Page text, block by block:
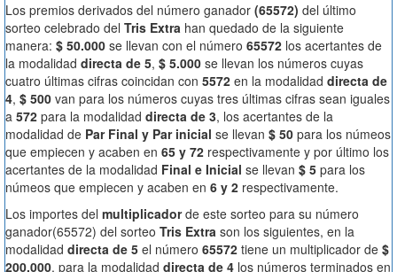
Los premios derivados del número ganador (65572) del último
sorteo celebrado del Tris Extra han quedado de la siguiente
manera: $ 50.000 se llevan con el número 65572 los acertantes de
la modalidad directa de 5, $ 5.000 se llevan los números cuyas
cuatro últimas cifras coincidan con 5572 en la modalidad directa de
4, $ 500 van para los números cuyas tres últimas cifras sean iguales
a 572 para la modalidad directa de 3, los acertantes de la
modalidad de Par Final y Par inicial se llevan $ 50 para los númeos
que empiecen y acaben en 65 y 72 respectivamente y por último los
acertantes de la modalidad Final e Inicial se llevan $ 5 para los
númeos que empiecen y acaben en 6 y 2 respectivamente.
Los importes del multiplicadorde este sorteo para su número
ganador(65572) del sorteo Tris Extra son los siguientes, en la
modalidad directa de 5 el número 65572 tiene un multiplicador de $
200.000, para la modalidad directa de 4 los números terminados en